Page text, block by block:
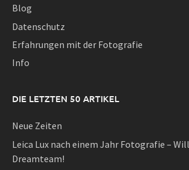
Blog
Datenschutz
Erfahrungen mit der Fotografie
Info
DIE LETZTEN 50 ARTIKEL
Neue Zeiten
Leica Lux nach einem Jahr Fotografie –
Dreamteam!